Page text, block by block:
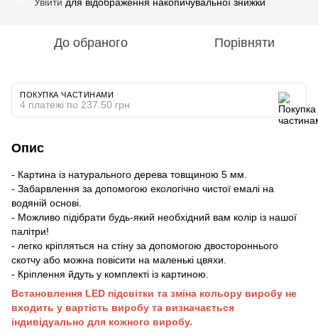
До обраного Порівняти
ПОКУПКА ЧАСТИНАМИ
4 платежі по 237.50 грн
Опис
- Картина із натурального дерева товщиною 5 мм.
- Забарвлення за допомогою екологічно чистої емалі на
водяній основі.
- Можливо підібрати будь-який необхідний вам колір із нашої
палітри!
- легко кріпляться на стіну за допомогою двостороннього
скотчу або можна повісити на маленькі цвяхи.
- Кріплення йдуть у комплекті із картиною.
Встановлення LED підсвітки та зміна кольору виробу не
входить у вартість виробу та визначається
індивідуально для кожного виробу.